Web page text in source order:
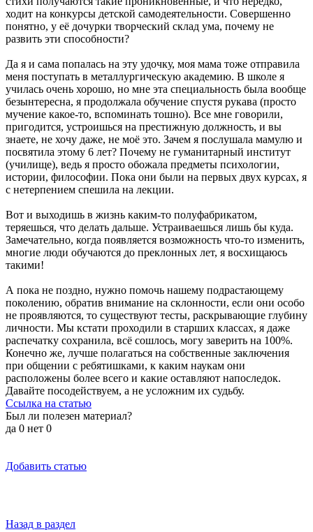
ходит на конкурсы детской самодеятельности. Совершенно
понятно, у её дочурки творческий склад ума, почему не
развить эти способности?
Да я и сама попалась на эту удочку, моя мама тоже отправила
меня поступать в металлургическую академию. В школе я
училась очень хорошо, но мне эта специальность была вообще
безынтересна, я продолжала обучение спустя рукава (просто
мучение какое-то, вспоминать тошно). Все мне говорили,
пригодится, устроишься на престижную должность, и вы
знаете, не хочу даже, не моё это. Зачем я послушала мамулю и
посвятила этому 6 лет? Почему не гуманитарный институт
(училище), ведь я просто обожала предметы психологии,
истории, философии. Пока они были на первых двух курсах, я
с нетерпением спешила на лекции.
Вот и выходишь в жизнь каким-то полуфабрикатом,
теряешься, что делать дальше. Устраиваешься лишь бы куда.
Замечательно, когда появляется возможность что-то изменить,
многие люди обучаются до преклонных лет, я восхищаюсь
такими!
А пока не поздно, нужно помочь нашему подрастающему
поколению, обратив внимание на склонности, если они особо
не проявляются, то существуют тесты, раскрывающие глубину
личности. Мы кстати проходили в старших классах, я даже
распечатку сохранила, всё сошлось, могу заверить на 100%.
Конечно же, лучше полагаться на собственные заключения
при общении с ребятишками, к каким наукам они
расположены более всего и какие оставляют напоследок.
Давайте посодействуем, а не усложним их судьбу.
Ссылка на статью
Был ли полезен материал?
да 0 нет 0
Добавить статью
Назад в раздел